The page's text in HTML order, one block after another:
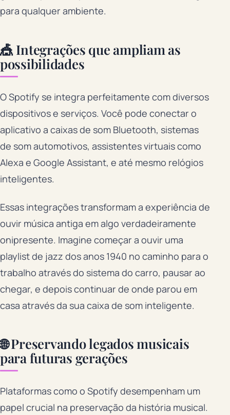
para qualquer ambiente.
🎪 Integrações que ampliam as
possibilidades
O Spotify se integra perfeitamente com diversos
dispositivos e serviços. Você pode conectar o
aplicativo a caixas de som Bluetooth, sistemas
de som automotivos, assistentes virtuais como
Alexa e Google Assistant, e até mesmo relógios
inteligentes.
Essas integrações transformam a experiência de
ouvir música antiga em algo verdadeiramente
onipresente. Imagine começar a ouvir uma
playlist de jazz dos anos 1940 no caminho para o
trabalho através do sistema do carro, pausar ao
chegar, e depois continuar de onde parou em
casa através da sua caixa de som inteligente.
🌐 Preservando legados musicais
para futuras gerações
Plataformas como o Spotify desempenham um
papel crucial na preservação da história musical.